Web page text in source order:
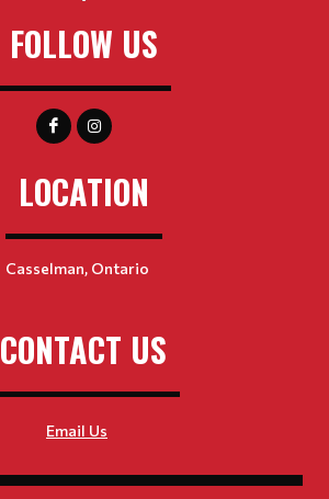
FOLLOW US
LOCATION
Casselman, Ontario
CONTACT US
Email Us